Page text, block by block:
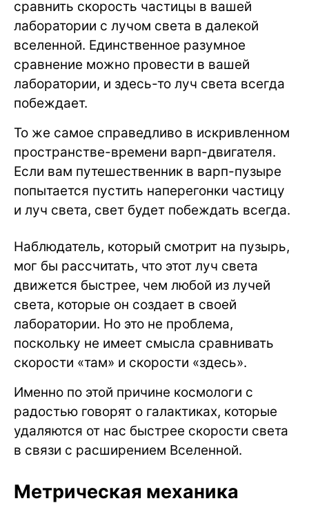
сравнить скорость частицы в вашей
лаборатории с лучом света в далекой
вселенной. Единственное разумное
сравнение можно провести в вашей
лаборатории, и здесь-то луч света всегда
побеждает.
То же самое справедливо в искривленном
пространстве-времени варп-двигателя.
Если вам путешественник в варп-пузыре
попытается пустить наперегонки частицу
и луч света, свет будет побеждать всегда.
Наблюдатель, который смотрит на пузырь,
мог бы рассчитать, что этот луч света
движется быстрее, чем любой из лучей
света, которые он создает в своей
лаборатории. Но это не проблема,
поскольку не имеет смысла сравнивать
скорости «там» и скорости «здесь».
Именно по этой причине космологи с
радостью говорят о галактиках, которые
удаляются от нас быстрее скорости света
в связи с расширением Вселенной.
Метрическая механика